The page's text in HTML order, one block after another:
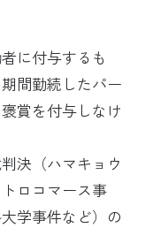
に付与するも
間勤続したパー
賞を付与しなけ
決（ハマキョウ
ロコマース事
学事件など）の